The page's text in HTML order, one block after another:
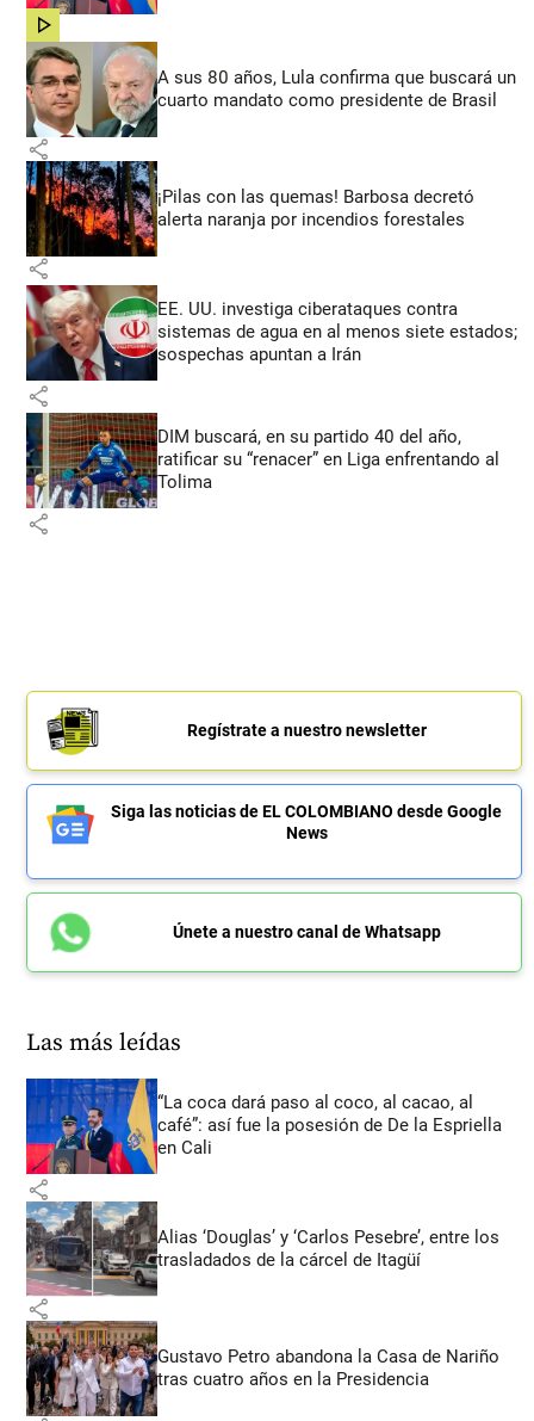
share
A sus 80 años, Lula confirma que buscará un
cuarto mandato como presidente de Brasil
share
¡Pilas con las quemas! Barbosa decretó
alerta naranja por incendios forestales
share
EE. UU. investiga ciberataques contra
sistemas de agua en al menos siete estados;
sospechas apuntan a Irán
share
DIM buscará, en su partido 40 del año,
ratificar su “renacer” en Liga enfrentando al
Tolima
share
Regístrate a nuestro newsletter
Siga las noticias de EL COLOMBIANO desde Google
News
Únete a nuestro canal de Whatsapp
Las más leídas
“La coca dará paso al coco, al cacao, al
café”: así fue la posesión de De la Espriella
en Cali
share
Alias ‘Douglas’ y ‘Carlos Pesebre’, entre los
trasladados de la cárcel de Itagüí
share
Gustavo Petro abandona la Casa de Nariño
tras cuatro años en la Presidencia